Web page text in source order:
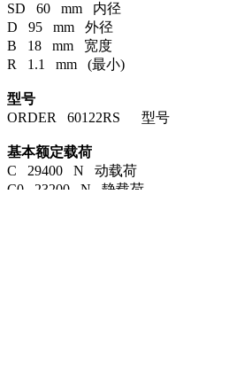
SD 60 mm 内径
D 95 mm 外径
B 18 mm 宽度
R 1.1 mm (最小)
型号
ORDER 60122RS 型号
基本额定载荷
C 29400 N 动载荷
C0 23200 N 静载荷